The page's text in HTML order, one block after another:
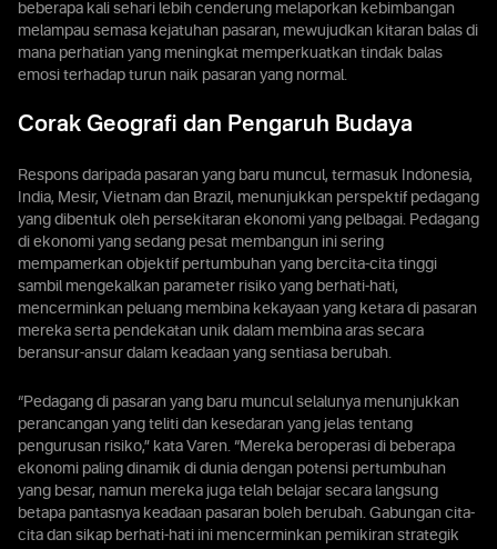
beberapa kali sehari lebih cenderung melaporkan kebimbangan
melampau semasa kejatuhan pasaran, mewujudkan kitaran balas di
mana perhatian yang meningkat memperkuatkan tindak balas
emosi terhadap turun naik pasaran yang normal.
Corak Geografi dan Pengaruh Budaya
Respons daripada pasaran yang baru muncul, termasuk Indonesia,
India, Mesir, Vietnam dan Brazil, menunjukkan perspektif pedagang
yang dibentuk oleh persekitaran ekonomi yang pelbagai. Pedagang
di ekonomi yang sedang pesat membangun ini sering
mempamerkan objektif pertumbuhan yang bercita-cita tinggi
sambil mengekalkan parameter risiko yang berhati-hati,
mencerminkan peluang membina kekayaan yang ketara di pasaran
mereka serta pendekatan unik dalam membina aras secara
beransur-ansur dalam keadaan yang sentiasa berubah.
“Pedagang di pasaran yang baru muncul selalunya menunjukkan
perancangan yang teliti dan kesedaran yang jelas tentang
pengurusan risiko,” kata Varen. “Mereka beroperasi di beberapa
ekonomi paling dinamik di dunia dengan potensi pertumbuhan
yang besar, namun mereka juga telah belajar secara langsung
betapa pantasnya keadaan pasaran boleh berubah. Gabungan cita-
cita dan sikap berhati-hati ini mencerminkan pemikiran strategik